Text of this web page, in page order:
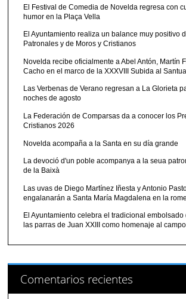
El Festival de Comedia de Novelda regresa con
humor en la Plaça Vella
El Ayuntamiento realiza un balance muy positivo
Patronales y de Moros y Cristianos
Novelda recibe oficialmente a Abel Antón, Martín
Cacho en el marco de la XXXVIII Subida al
Las Verbenas de Verano regresan a La Glorieta
noches de agosto
La Federación de Comparsas da a conocer los
Cristianos 2026
Novelda acompaña a la Santa en su día grande
La devoció d'un poble acompanya a la seua
de la Baixà
Las uvas de Diego Martínez Iñesta y Antonio
engalanarán a Santa María Magdalena en la
El Ayuntamiento celebra el tradicional embolsado
las parras de Juan XXIII como homenaje al
Comentarios recientes